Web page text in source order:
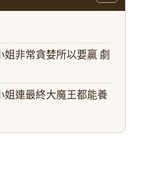
姐非常貪婪所以要贏 劇
姐連最終大魔王都能養